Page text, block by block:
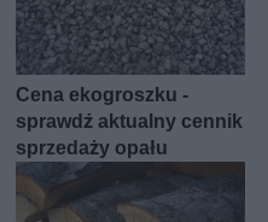
Cena ekogroszku -
sprawdź aktualny cennik
sprzedaży opału